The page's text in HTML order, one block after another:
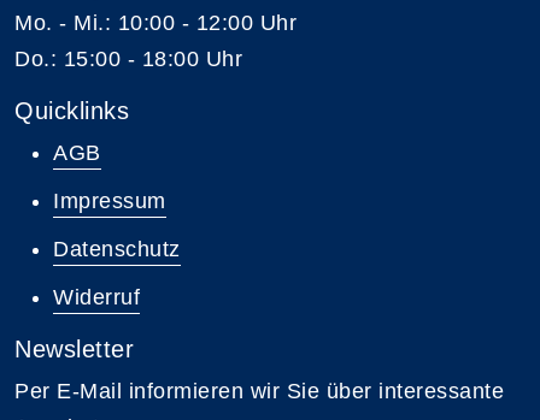
Mo. - Mi.: 10:00 - 12:00 Uhr
Do.: 15:00 - 18:00 Uhr
Quicklinks
AGB
Impressum
Datenschutz
Widerruf
Newsletter
Per E-Mail informieren wir Sie über interessante